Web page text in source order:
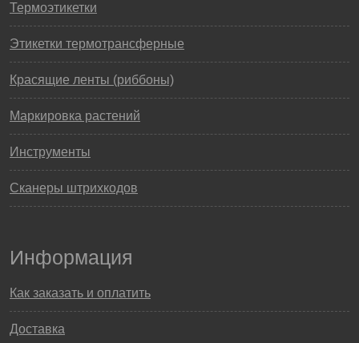
Термоэтикетки
Этикетки термотрансферные
Красящие ленты (риббоны)
Маркировка растений
Инструменты
Сканеры штрихкодов
Информация
Как заказать и оплатить
Доставка